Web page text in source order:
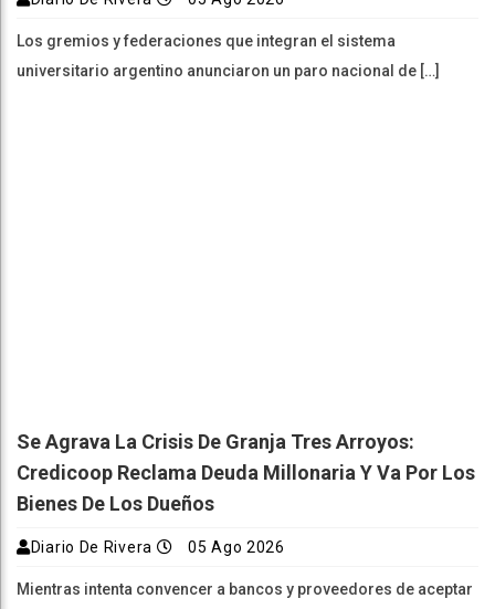
Los gremios y federaciones que integran el sistema
universitario argentino anunciaron un paro nacional de […]
Se Agrava La Crisis De Granja Tres Arroyos:
Credicoop Reclama Deuda Millonaria Y Va Por Los
Bienes De Los Dueños
Diario De Rivera 05 Ago 2026
Mientras intenta convencer a bancos y proveedores de aceptar